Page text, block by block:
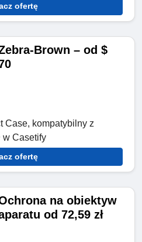
ofertę
Brown – od $
Case, kompatybilny z
w Casetify
ofertę
na obiektyw
od 72,59 zł